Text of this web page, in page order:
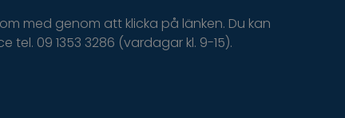
med genom att klicka på länken. Du kan
tel. 09 1353 3286 (vardagar kl. 9-15).